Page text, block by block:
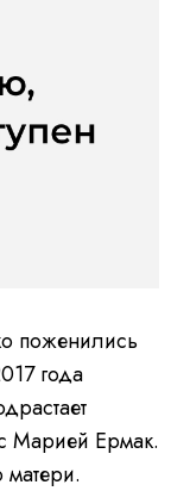
поженились
года
Марией Ермак.